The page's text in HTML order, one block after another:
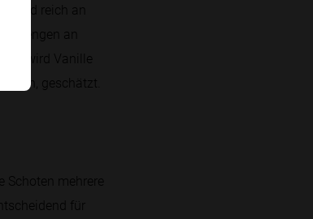
sind reich an
Mengen an
wird Vanille
geschätzt.
Schoten mehrere
für